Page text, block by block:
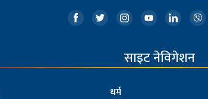
साइट नेविगेशन
धर्म